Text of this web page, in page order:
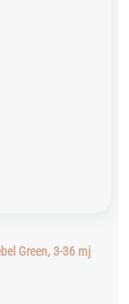
Green, 3-36 mj